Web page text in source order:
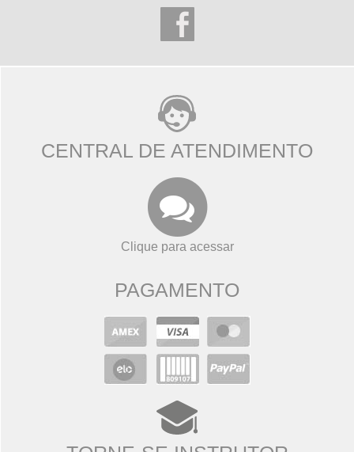
CENTRAL DE ATENDIMENTO
Clique para acessar
PAGAMENTO